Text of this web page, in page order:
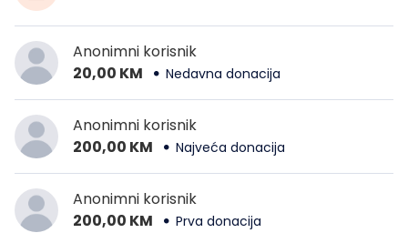
Anonimni korisnik
20,00 KM
Nedavna donacija
Anonimni korisnik
200,00 KM
Najveća donacija
Anonimni korisnik
200,00 KM
Prva donacija